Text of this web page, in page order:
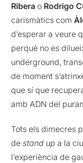
Ribera o Rodrigo
carismàtics com
d’esperar a veure
perquè no es
underground,
de moment
que sí que
amb ADN del
Tots els dimecres
destand up a la
l’experiència de